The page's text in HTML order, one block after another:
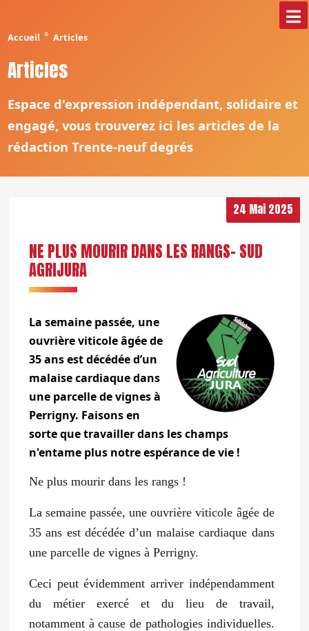
Accueil ° Articles
Articles
Espace d'expression indépendant, solidaire et
engagé, vous trouverez ici les articles de la
rédaction Trente-neuf degrés
24 Mai 2025
NE PLUS MOURIR DANS LES RANGS- SUD
AGRIJURA
La semaine passée, une
ouvrière viticole âgée de
35 ans est décédée d’un
malaise cardiaque dans
une parcelle de vignes à
Perrigny. Faisons en
sorte que travailler dans les champs
n'entame plus notre espérance de vie !
Ne plus mourir dans les rangs !
La semaine passée, une ouvrière viticole âgée de
35 ans est décédée d’un malaise cardiaque dans
une parcelle de vignes à Perrigny.
Ceci peut évidemment arriver indépendamment
du métier exercé et du lieu de travail,
notamment à cause de pathologies individuelles.